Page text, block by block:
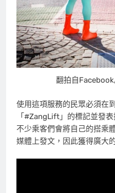
翻拍自
使用這項服務的民眾必須在
「#ZangLift」的標記並發表
不少乘客們會將自己的搭乘
媒體上發文，因此獲得廣大